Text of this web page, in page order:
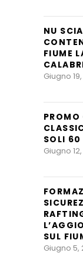
NU
FIUME
Giugno
SOLI 60
Giugno
SUL
Giugno 5,